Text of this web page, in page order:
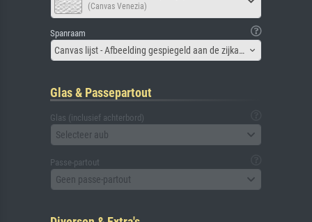
(Canvas Venezia)
Spanraam
Canvas lijst - Afbeelding gespiegeld aan de zijkant
Glas & Passepartout
Glas (inclusief achterbord)
Selecteer aub
Passe-partout
Geen passe-partout